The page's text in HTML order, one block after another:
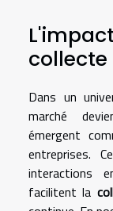
collecte
Dans un
marché
émergent
entreprises.
interactions
facilitent la